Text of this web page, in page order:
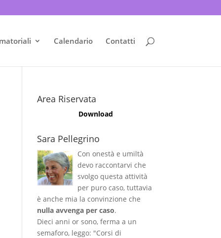
Calendario Contatti
Area Riservata
Download
Sara Pellegrino
Con onestà e umiltà
devo raccontarvi che
svolgo questa attività
per puro caso, tuttavia
è anche mia la convinzione che
nulla avvenga per caso.
Dieci anni or sono, ferma a un
semaforo, leggo: "Corsi di